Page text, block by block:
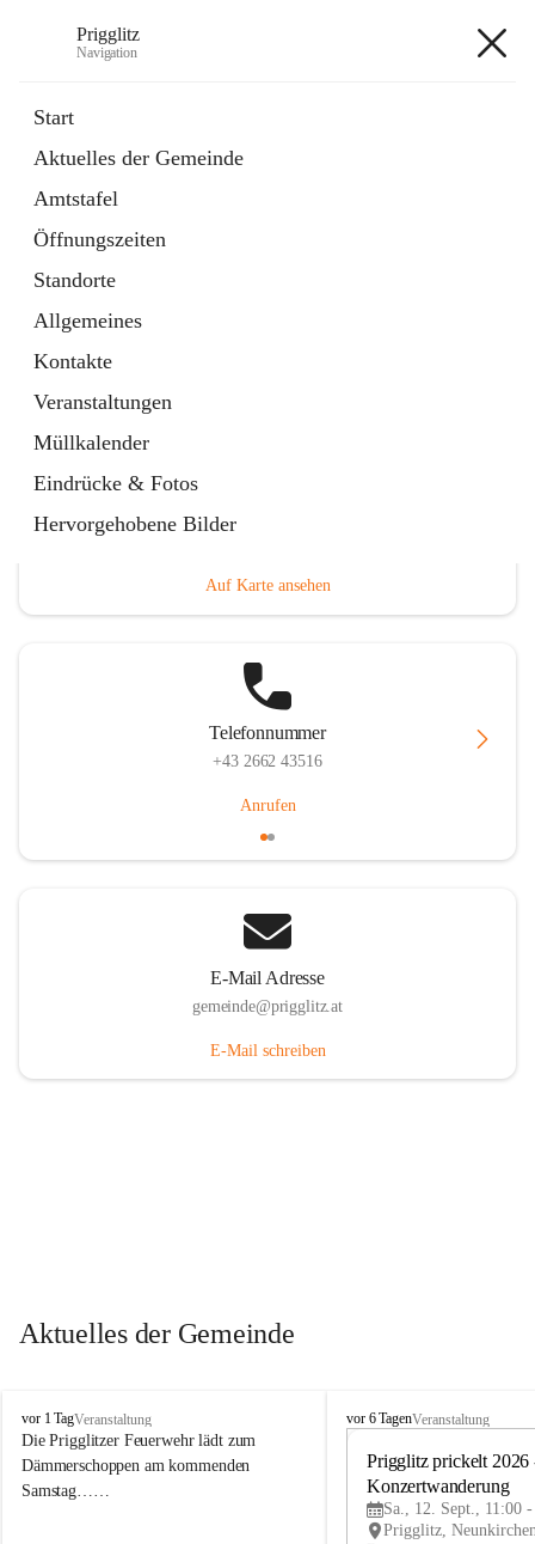
Prigglitz
Navigation
Start
Aktuelles der Gemeinde
Amtstafel
Öffnungszeiten
Standorte
Allgemeines
Kontakte
Veranstaltungen
Müllkalender
Eindrücke & Fotos
Hervorgehobene Bilder
Externe Webseite
in
Tab
Gemeindezeitung
Ordner
öffnet
in
neuem
Tab
Hauptadresse
Auf Karte ansehen
Telefonnummer
+43 2662 43516
Anrufen
E-Mail Adresse
gemeinde@prigglitz.at
E-Mail schreiben
Aktuelles der Gemeinde
P
r
i
g
vor 1 TagVeranstaltung
Die Prigglitzer Feuerwehr lädt zum
Dämmerschoppen am kommenden
Samstag……
P
vor 6 TagenVeranstaltung
Prigglitz prickelt 2026
Konzertwanderung
Sa., 12. Sept., 11:00